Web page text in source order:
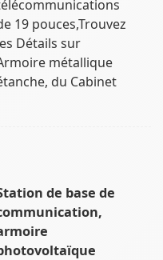
19 pouces,Trouvez
Détails sur
métallique
du Cabinet
de base de